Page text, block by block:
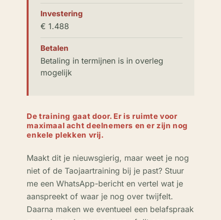
Investering
€ 1.488
Betalen
Betaling in termijnen is in overleg
mogelijk
De training gaat door. Er is ruimte voor
maximaal acht deelnemers en er zijn nog
enkele plekken vrij.
Maakt dit je nieuwsgierig, maar weet je nog
niet of de Taojaartraining bij je past? Stuur
me een WhatsApp-bericht en vertel wat je
aanspreekt of waar je nog over twijfelt.
Daarna maken we eventueel een belafspraak